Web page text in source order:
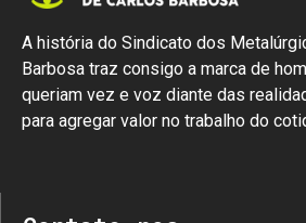
A história do Sindicato dos
Barbosa traz consigo a marca de
queriam vez e voz diante das
para agregar valor no trabalho do